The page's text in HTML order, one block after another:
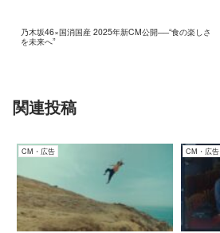
乃木坂46×国消国産 2025年新CM公開──“食の楽しさ
を未来へ”
関連投稿
CM・広告 CM・広告